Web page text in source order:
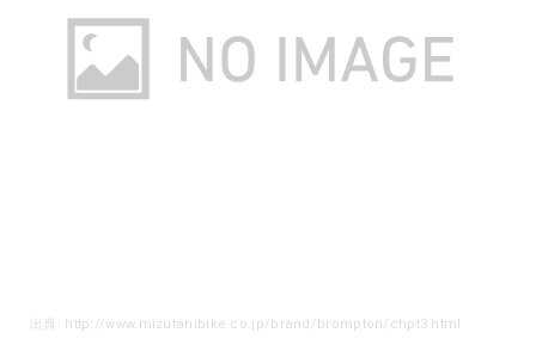
出典: http://www.mizutanibike.co.jp/brand/brompton/chpt3.html